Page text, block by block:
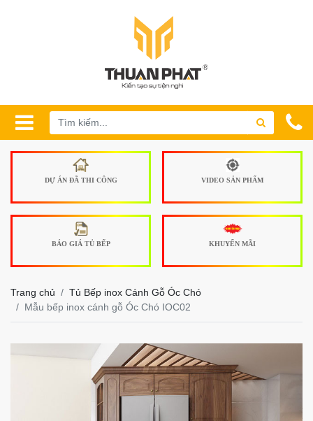
DỰ ÁN ĐÃ THI CÔNG VIDEO SẢN PHẨM
BÁO GIÁ TỦ BẾP KHUYẾN MÃI
Trang chủ
Tủ Bếp inox Cánh Gỗ Óc Chó
Mẫu bếp inox cánh gỗ Óc Chó IOC02